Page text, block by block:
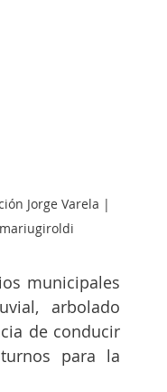
Jorge Varela |
municipales
arbolado
de conducir
para la